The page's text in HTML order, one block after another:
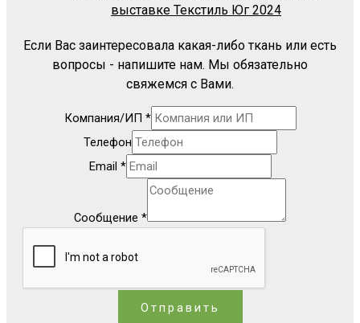
выставке Текстиль Юг 2024
Если Вас заинтересовала какая-либо ткань или есть
вопросы - напишите нам. Мы обязательно
свяжемся с Вами.
Компания/ИП *
Телефон
Email *
Сообщение *
Отправить